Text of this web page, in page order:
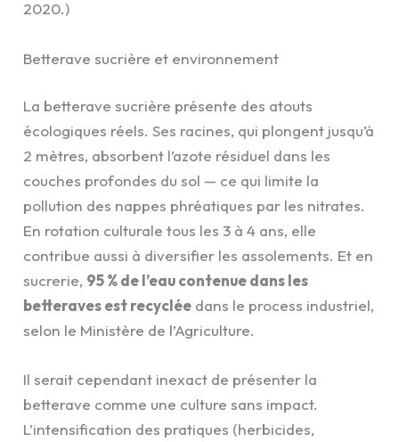
2020.)
Betterave sucrière et environnement
La betterave sucrière présente des atouts
écologiques réels. Ses racines, qui plongent jusqu’à
2 mètres, absorbent l’azote résiduel dans les
couches profondes du sol — ce qui limite la
pollution des nappes phréatiques par les nitrates.
En rotation culturale tous les 3 à 4 ans, elle
contribue aussi à diversifier les assolements. Et en
sucrerie, 95 % de l’eau contenue dans les
betteraves est recyclée dans le process industriel,
selon le Ministère de l’Agriculture.
Il serait cependant inexact de présenter la
betterave comme une culture sans impact.
L’intensification des pratiques (herbicides,